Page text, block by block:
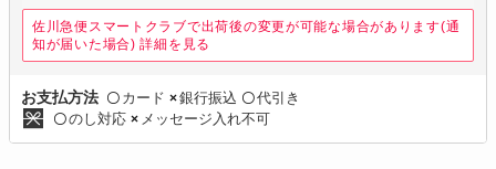
佐川急便スマートクラブで出荷後の変更が可能な場合があります(通
知が届いた場合) 詳細を見る
お支払方法 〇 カード ×銀行振込 〇代引き
〇のし対応 × メッセージ入れ不可